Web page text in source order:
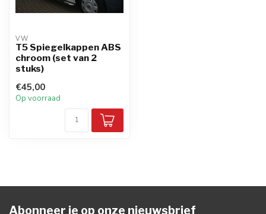
VW
T5 Spiegelkappen ABS
chroom (set van 2
stuks)
€45,00
Op voorraad
Abonneer je op onze nieuwsbrief